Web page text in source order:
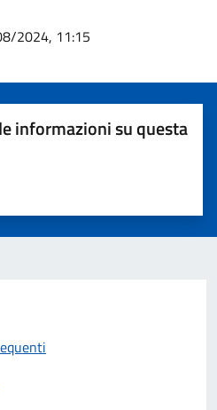
2024, 11:15
informazioni su questa
su 5
su 5